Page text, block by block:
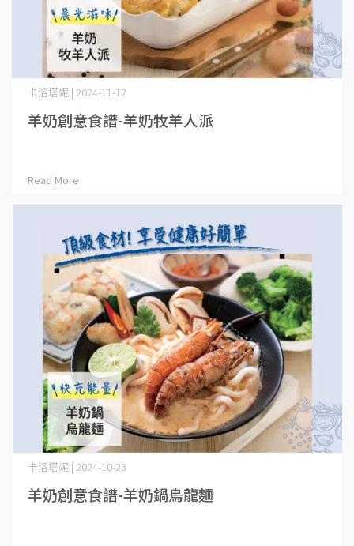
羊奶創意食譜-羊奶牧羊人派
卡洛塔妮 | 2024-11-12
Read More
羊奶創意食譜-羊奶鍋烏龍麵
卡洛塔妮 | 2024-10-23